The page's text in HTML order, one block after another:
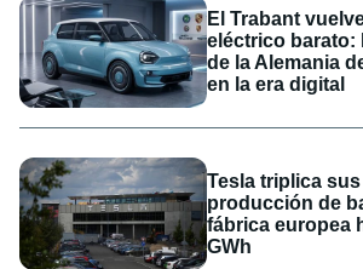
El Trabant
eléctrico barato:
de la Alemania
en la era digital
Tesla triplica
producción de
fábrica europea
GWh